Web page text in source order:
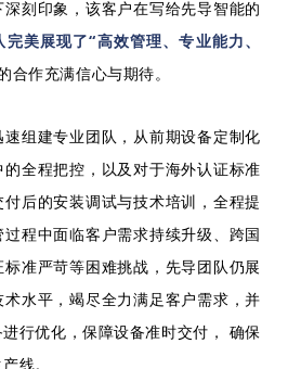
刻印象，该客户在写给先导智能的
完美展现了“高效管理、专业能力、
合作充满信心与期待。
组建专业团队，从前期设备定制化
全程把控，以及对于海外认证标准
后的安装调试与技术培训，全程提
程中面临客户需求持续升级、跨国
准严苛等困难挑战，先导团队仍展
水平，竭尽全力满足客户需求，并
行优化，保障设备准时交付， 确保
线。